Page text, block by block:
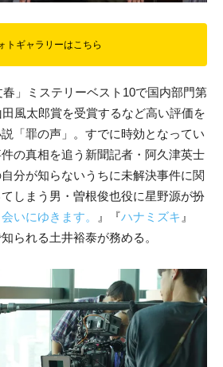
トギャラリーはこちら
」ミステリーベスト10で国内部門第
風太郎賞を受賞するなど高い評価を
「罪の声」。すでに時効となってい
の真相を追う新聞記者・阿久津英士
分が知らないうちに未解決事件に関
しまう男・曽根俊也役に星野源が扮
いにゆきます。 』『ハナミズキ 』
られる土井裕泰が務める。